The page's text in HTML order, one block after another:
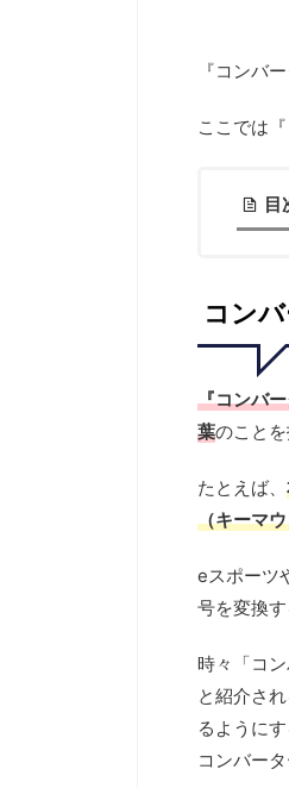
『コンバ
ここでは
目
コン
『コンバ
葉のことを
たとえば、
（キーマ
eスポーツ
号を変換
時々「コ
と紹介さ
るように
コンバー